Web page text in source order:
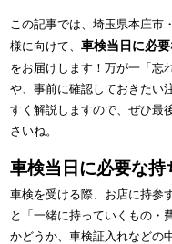
この記事では、埼玉県本庄市
様に向けて、 車検当日に必
をお届けします！万が一「忘
や、事前に確認しておきたい
すく解説しますので、ぜひ最
さいね。
車検当日に必要な持
車検を受ける際、お店に持参
と「一緒に持っていくもの・
かどうか、車検証入れなどの